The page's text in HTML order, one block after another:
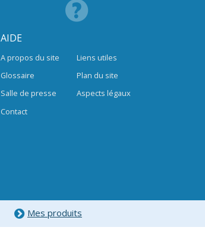
AIDE
A propos du site
Glossaire
Salle de presse
Contact
Liens utiles
Plan du site
Aspects légaux
Mes produits